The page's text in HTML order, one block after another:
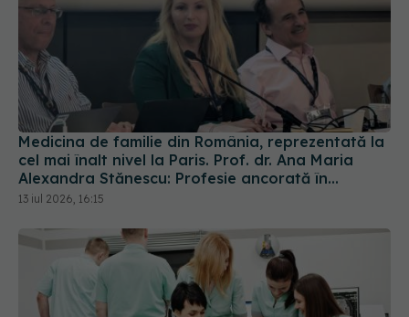
Medicina de familie din România, reprezentată la
cel mai înalt nivel la Paris. Prof. dr. Ana Maria
Alexandra Stănescu: Profesie ancorată în
comunitate
13 iul 2026, 16:15